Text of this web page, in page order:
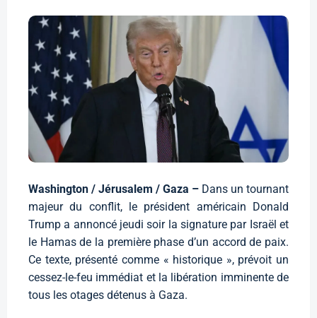
Washington / Jérusalem / Gaza – Dans un tournant
majeur du conflit, le président américain Donald
Trump a annoncé jeudi soir la signature par Israël et
le Hamas de la première phase d’un accord de paix.
Ce texte, présenté comme « historique », prévoit un
cessez-le-feu immédiat et la libération imminente de
tous les otages détenus à Gaza.